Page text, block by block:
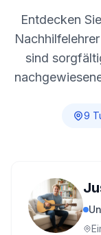
Entdecken
sind
9